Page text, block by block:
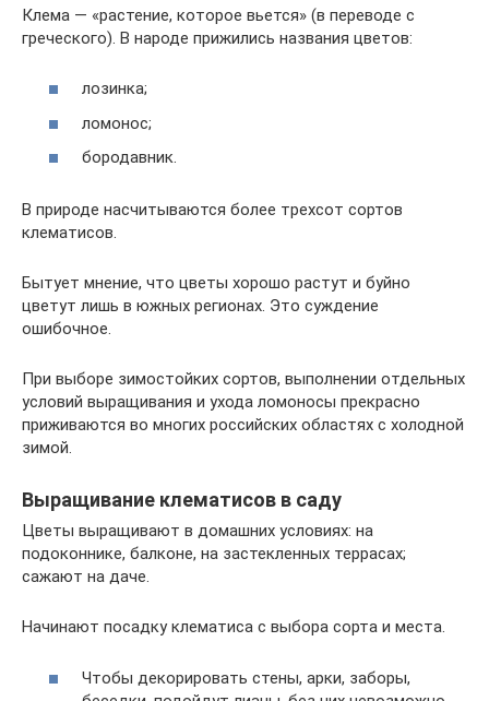
Клема — «растение, которое вьется» (в переводе с
греческого). В народе прижились названия цветов:
лозинка;
ломонос;
бородавник.
В природе насчитываются более трехсот сортов
клематисов.
Бытует мнение, что цветы хорошо растут и буйно
цветут лишь в южных регионах. Это суждение
ошибочное.
При выборе зимостойких сортов, выполнении отдельных
условий выращивания и ухода ломоносы прекрасно
приживаются во многих российских областях с холодной
зимой.
Выращивание клематисов в саду
Цветы выращивают в домашних условиях: на
подоконнике, балконе, на застекленных террасах;
сажают на даче.
Начинают посадку клематиса с выбора сорта и места.
Чтобы декорировать стены, арки, заборы,